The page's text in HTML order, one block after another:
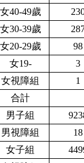
女40-49歲
女30-39歲
女20-29歲
98
女19-
3
女視障組
1
合計
男子組
男視障組
18
女子組